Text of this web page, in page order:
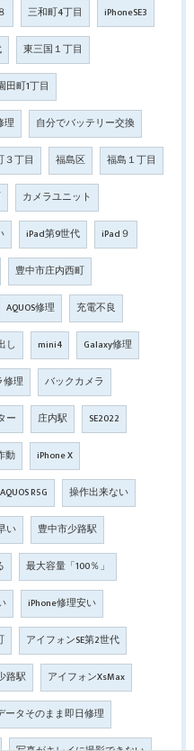
三和町4丁目 iPhoneSE3
東三国１丁目
田町1丁目
理 自分でバッテリー交換
３丁目 福島区 福島１丁目
カメラユニット
iPad第9世代 iPad９
豊中市庄内西町
AQUOS修理 充電不良
し mini4 Galaxy修理
修理 バックカメラ
ー 庄内駅 SE2022
動 iPhone X
AQUOS R5G 操作出来ない
い 豊中市少路駅
最大容量「100％」
iPhone修理安い
アイフォンSE第2世代
路駅 アイフォンXsMax
ータそのまま即日修理